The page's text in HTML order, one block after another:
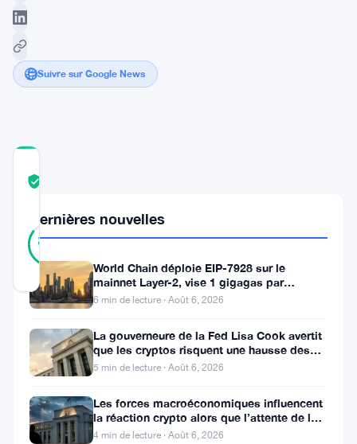
Suivre sur Google News
85
40
votes
Mis à jour 2 ans il y a
dernier
rebondissement
Dernières nouvelles
World Chain déploie EIP-7928 sur le
mainnet Layer-2, vise 1 gigagas par
seconde
6 min de lecture · Août 6, 2026
La gouverneure de la Fed Lisa Cook avertit
que les cryptos risquent une hausse des
taux
5 min de lecture · Août 6, 2026
Les forces macroéconomiques influencent
la réaction crypto alors que l’attente de la
Fed se poursuit
4 min de lecture · Août 6, 2026